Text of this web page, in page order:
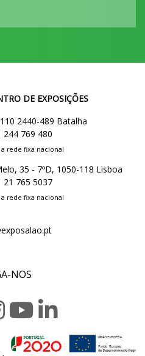
DE EXPOSIÇÕES
2440-489 Batalha
244 769 480
rede fixa nacional
35 - 7ºD, 1050-118 Lisboa
21 765 5037
rede fixa nacional
NOS